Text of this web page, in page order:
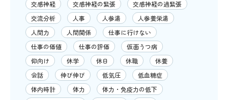
交感神経
交感神経の緊張
交感神経の過緊張
交流分析
人事 人参湯
人参養栄湯
人間力
人間関係
仕事に行けない
仕事の価値
仕事の評価
仮面うつ病
仰向け
休学 休日 休職
休養
会話
伸び伸び 低気圧
低血糖症
体内時計
体力
体力・免疫力の低下